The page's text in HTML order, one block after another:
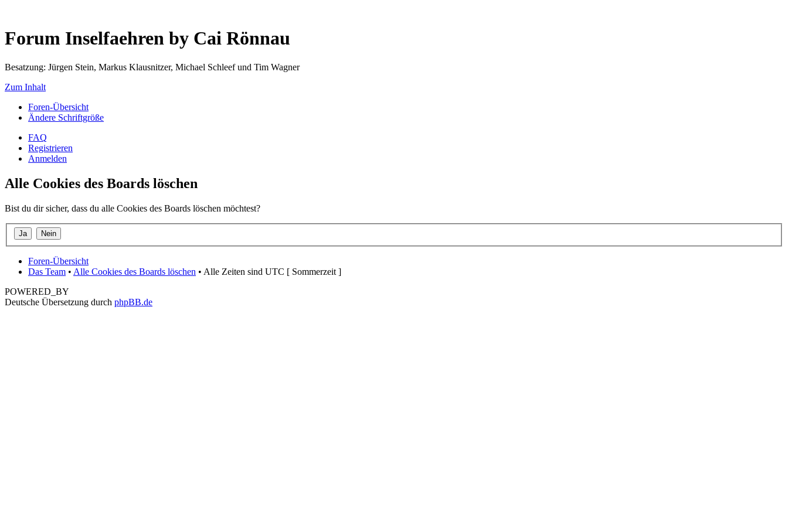
Forum Inselfaehren by Cai Rönnau
Besatzung: Jürgen Stein, Markus Klausnitzer, Michael Schleef und Tim Wagner
Zum Inhalt
Foren-Übersicht
Ändere Schriftgröße
FAQ
Registrieren
Anmelden
Alle Cookies des Boards löschen
Bist du dir sicher, dass du alle Cookies des Boards löschen möchtest?
Foren-Übersicht
Das Team • Alle Cookies des Boards löschen • Alle Zeiten sind UTC [ Sommerzeit ]
POWERED_BY
Deutsche Übersetzung durch phpBB.de